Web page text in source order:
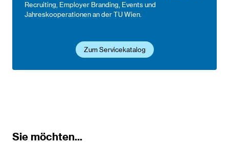
Recruiting, Employer Branding, Events und
Jahreskooperationen an der TU Wien.
Zum Servicekatalog
Sie möchten...